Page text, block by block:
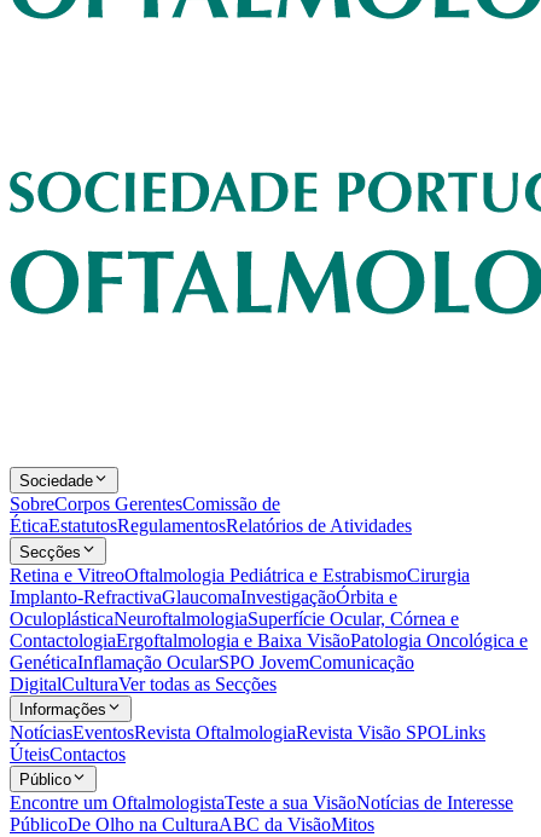
Sociedade
SobreCorpos GerentesComissão de
ÉticaEstatutosRegulamentosRelatórios de Atividades
Secções
Retina e VitreoOftalmologia Pediátrica e EstrabismoCirurgia
Implanto-RefractivaGlaucomaInvestigaçãoÓrbita e
OculoplásticaNeuroftalmologiaSuperfície Ocular, Córnea e
ContactologiaErgoftalmologia e Baixa VisãoPatologia Oncológica e
GenéticaInflamação OcularSPO JovemComunicação
DigitalCulturaVer todas as Secções
Informações
NotíciasEventosRevista OftalmologiaRevista Visão SPOLinks
ÚteisContactos
Público
Encontre um OftalmologistaTeste a sua VisãoNotícias de Interesse
PúblicoDe Olho na CulturaABC da VisãoMitos